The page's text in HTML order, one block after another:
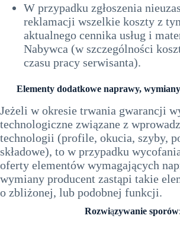
W przypadku zgłoszenia
reklamacji wszelkie koszty z
aktualnego cennika usług i
Nabywca (w szczególności
czasu pracy serwisanta).
Elementy dodatkowe naprawy,
Jeżeli w okresie trwania gwarancji
technologiczne związane z
technologii (profile, okucia, szyby,
składowe), to w przypadku
oferty elementów wymagających
wymiany producent zastąpi takie
o zbliżonej, lub podobnej funkcji.
Rozwiązywanie sporów: